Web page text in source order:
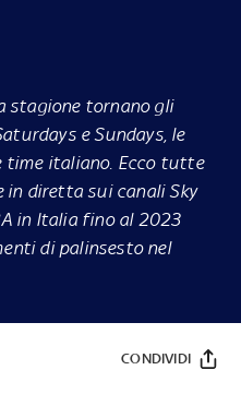
stagione tornano gli
e Sundays, le
time italiano. Ecco tutte
in diretta sui canali Sky
in Italia fino al 2023
di palinsesto nel
CONDIVIDI